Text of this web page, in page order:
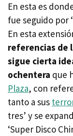
En esta es
fue seguido por
En esta
referencias de
sigue cierta
ochentera que
Plaza, con
tanto a sus
tres’ y se
‘Super Disco